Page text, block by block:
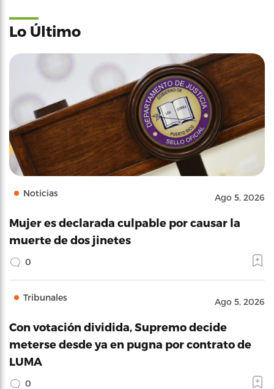
Lo Último
Noticias Ago 5, 2026
Mujer es declarada culpable por causar la
muerte de dos jinetes
0
Tribunales Ago 5, 2026
Con votación dividida, Supremo decide
meterse desde ya en pugna por contrato de
LUMA
0